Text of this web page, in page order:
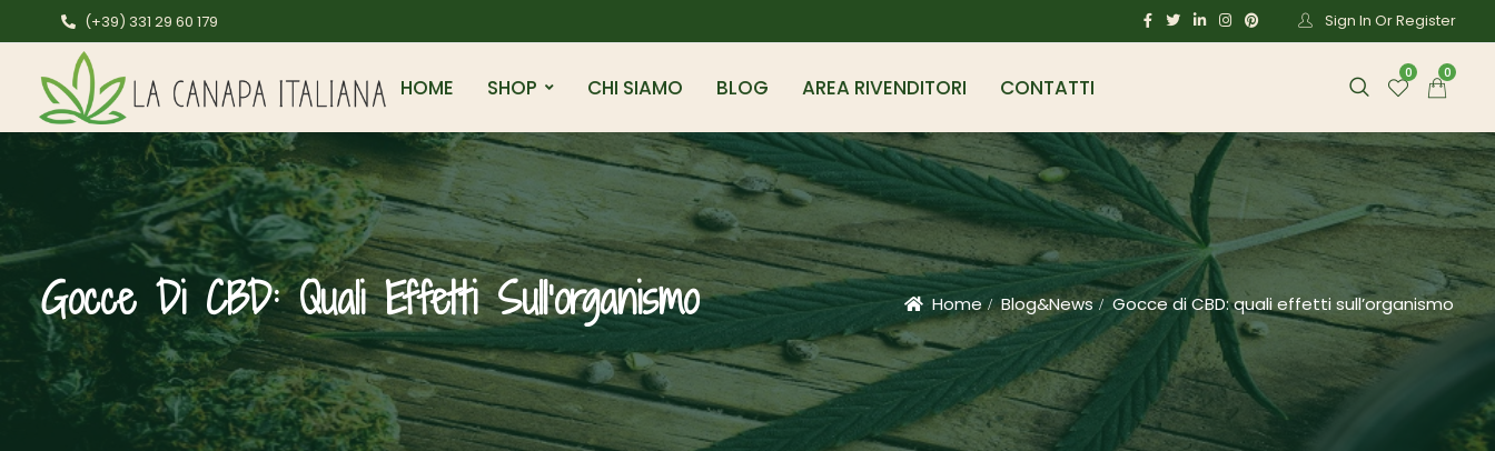
(+39) 331 29 60 179 Sign In Or Register
HOME SHOP CHI SIAMO BLOG AREA RIVENDITORI CONTATTI
0 0
Gocce Di CBD: Quali Effetti Sull’organismo Home Blog&News Gocce di CBD: quali effetti sull’organismo